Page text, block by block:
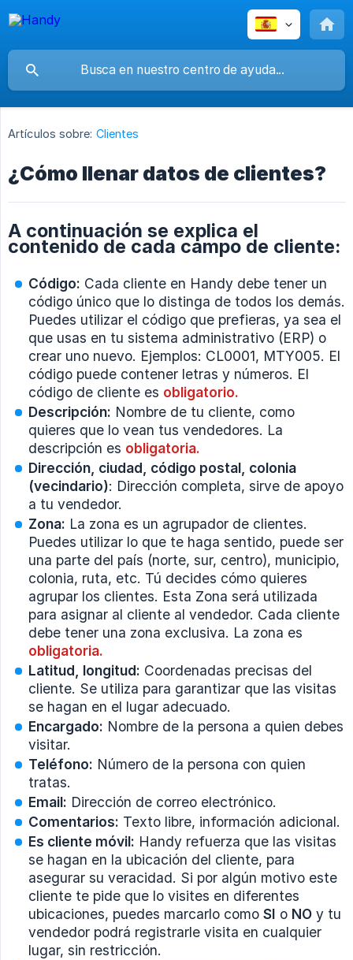
Artículos sobre: Clientes
¿Cómo llenar datos de clientes?
A continuación se explica el
contenido de cada campo de cliente:
Código: Cada cliente en Handy debe tener un
código único que lo distinga de todos los demás.
Puedes utilizar el código que prefieras, ya sea el
que usas en tu sistema administrativo (ERP) o
crear uno nuevo. Ejemplos: CL0001, MTY005. El
código puede contener letras y números. El
código de cliente es obligatorio.
Descripción: Nombre de tu cliente, como
quieres que lo vean tus vendedores. La
descripción es obligatoria.
Dirección, ciudad, código postal, colonia
(vecindario): Dirección completa, sirve de apoyo
a tu vendedor.
Zona: La zona es un agrupador de clientes.
Puedes utilizar lo que te haga sentido, puede ser
una parte del país (norte, sur, centro), municipio,
colonia, ruta, etc. Tú decides cómo quieres
agrupar los clientes. Esta Zona será utilizada
para asignar al cliente al vendedor. Cada cliente
debe tener una zona exclusiva. La zona es
obligatoria.
Latitud, longitud: Coordenadas precisas del
cliente. Se utiliza para garantizar que las visitas
se hagan en el lugar adecuado.
Encargado: Nombre de la persona a quien debes
visitar.
Teléfono: Número de la persona con quien
tratas.
Email: Dirección de correo electrónico.
Comentarios: Texto libre, información adicional.
Es cliente móvil: Handy refuerza que las visitas
se hagan en la ubicación del cliente, para
asegurar su veracidad. Si por algún motivo este
cliente te pide que lo visites en diferentes
ubicaciones, puedes marcarlo como SI o NO y tu
vendedor podrá registrarle visita en cualquier
lugar, sin restricción.